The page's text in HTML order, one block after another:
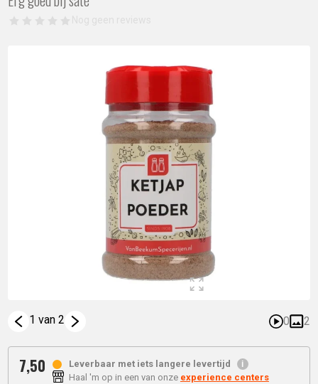
1 van 2 0 2
7,50
Leverbaar met iets langere levertijd
Haal 'm op in een van onze experience centers